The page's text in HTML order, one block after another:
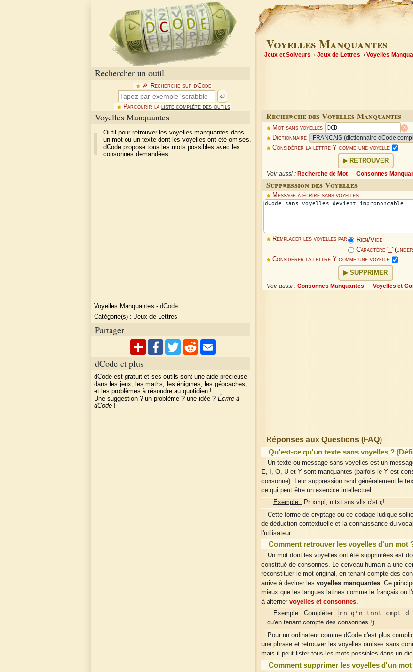
Rechercher un outil
🔎︎ Recherche sur dCode
⏎
Parcourir la liste complète des outils
Voyelles Manquantes
Outil pour retrouver les voyelles manquantes dans
un mot ou un texte dont les voyelles ont été omises.
dCode propose tous les mots possibles avec les
consonnes demandées.
Voyelles Manquantes - dCode
Catégorie(s) : Jeux de Lettres
Partager
dCode et plus
dCode est gratuit et ses outils sont une aide précieuse
dans les jeux, les maths, les énigmes, les géocaches,
et les problèmes à résoudre au quotidien !
Une suggestion ? un problème ? une idée ? Écrire à
dCode!
Voyelles Manquantes
Jeux et Solveurs Jeux de Lettres Voyelles
Recherche des Voyelles Manquantes
Mot sans voyelles
x
Dictionnaire
Considérer la lettre Y comme une voyelle
RETROUVER
Voir aussi : Recherche de Mot —Consonnes
Suppression des Voyelles
Message à écrire sans voyelles
Remplacer les voyelles par
Rien/Vide
Caractère '_'
Considérer la lettre Y comme une voyelle
SUPPRIMER
Voir aussi : Consonnes Manquantes —Voyelles et
Réponses aux Questions (FAQ)
Qu'est-ce qu'un texte sans voyelles ?
Un texte ou message sans voyelles est un
E, I, O, U et Y sont manquantes (parfois le Y est
consonne). Leur suppression rend généralement le
ce qui peut être un exercice intellectuel.
Exemple : Pr xmpl, n txt sns vlls c'st ç!
Cette forme de cryptage ou de codage ludique
de déduction contextuelle et la connaissance du
l'utilisateur.
Comment retrouver les voyelles d'un mot
Un mot dont les voyelles ont été supprimées est
constitué de consonnes. Le cerveau humain a une
reconstituer le mot original, en tenant compte des
arrive à deviner les voyelles manquantes. Ce
mieux que les langues latines comme le français ou
à alterner voyelles et consonnes.
Exemple : Compléter : rn q'n tnnt cmpt d
qu'en tenant compte des consonnes !)
Pour un ordinateur comme dCode c'est plus
une phrase et retrouver les voyelles omises sans
mais il peut lister tous les mots possibles dans un
Comment supprimer les voyelles d'un mot